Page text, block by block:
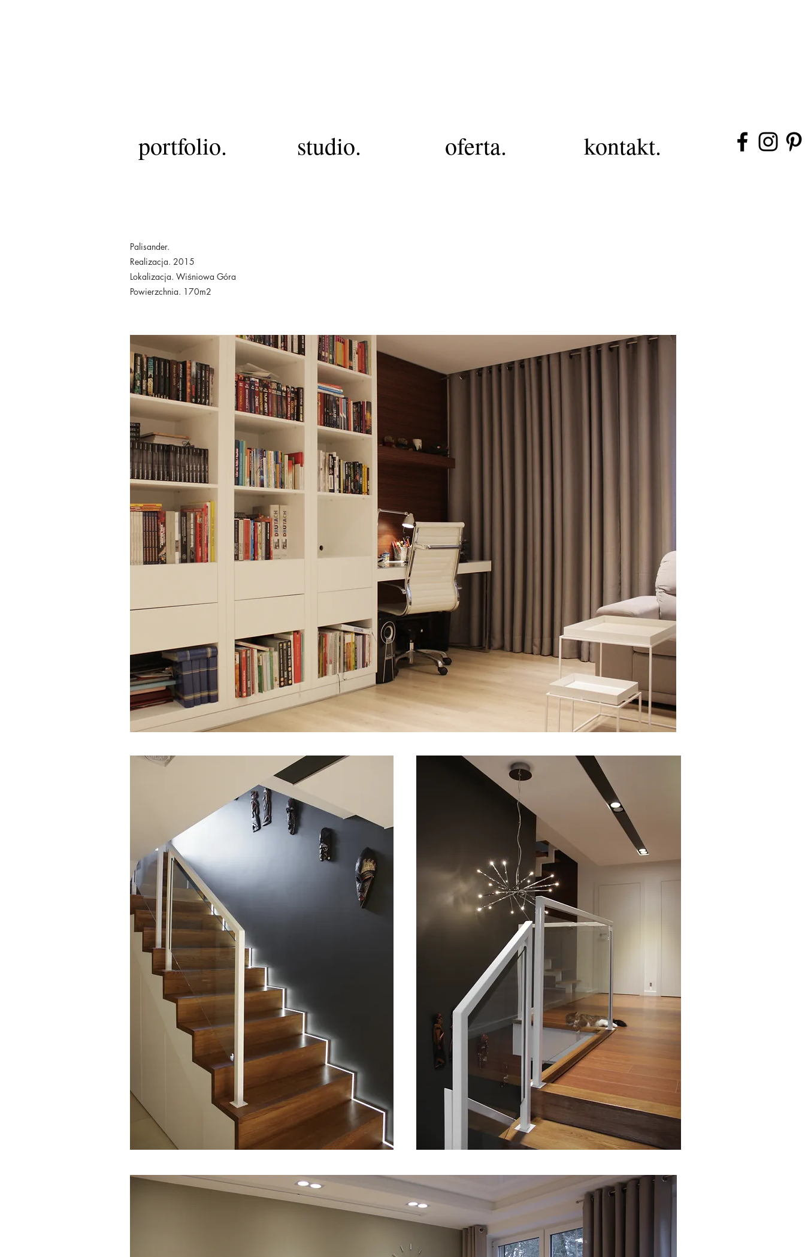
portfolio. studio. oferta. kontakt.
Palisander.
Realizacja. 2015
Lokalizacja. Wiśniowa Góra
Powierzchnia. 170m2